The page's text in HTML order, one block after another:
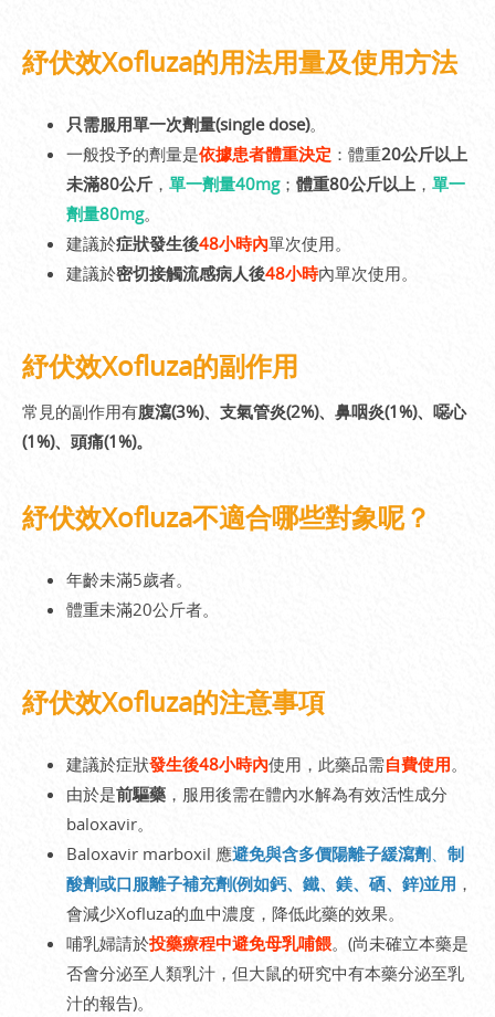
紓伏效Xofluza的用法用量及使用方法
只需服用單一次劑量(single dose)。
一般投予的劑量是依據患者體重決定 ：體重20公斤以上
未滿80公斤 ， 單一劑量40mg； 體重80公斤以上 ， 單一
劑量80mg。
建議於症狀發生後48小時內單次使用。
建議於密切接觸流感病人後48小時內單次使用。
紓伏效Xofluza的副作用
常見的副作用有腹瀉(3%)、支氣管炎(2%)、鼻咽炎(1%)、噁心
(1%)、頭痛(1%)。
紓伏效Xofluza不適合哪些對象呢？
年齡未滿5歲者。
體重未滿20公斤者。
紓伏效Xofluza的注意事項
建議於症狀發生後48小時內使用，此藥品需自費使用。
由於是前驅藥 ，服用後需在體內水解為有效活性成分
baloxavir。
Baloxavir marboxil 應避免與含多價陽離子緩瀉劑
制
酸劑或口服離子補充劑(例如鈣、鐵、鎂、硒、鋅)並用 ，
會減少Xofluza的血中濃度，降低此藥的效果。
哺乳婦請於投藥療程中避免母乳哺餵。(尚未確立本藥是
否會分泌至人類乳汁，但大鼠的研究中有本藥分泌至乳
汁的報告)。